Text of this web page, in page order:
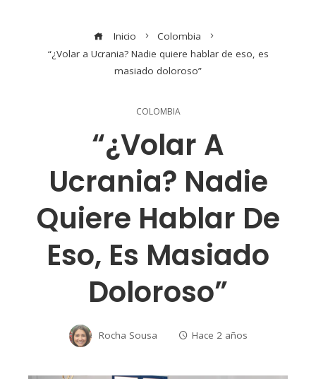
Inicio
Colombia
“¿Volar a Ucrania? Nadie quiere hablar de eso, es
masiado doloroso”
COLOMBIA
“¿Volar A
Ucrania? Nadie
Quiere Hablar De
Eso, Es Masiado
Doloroso”
Rocha Sousa Hace 2 años